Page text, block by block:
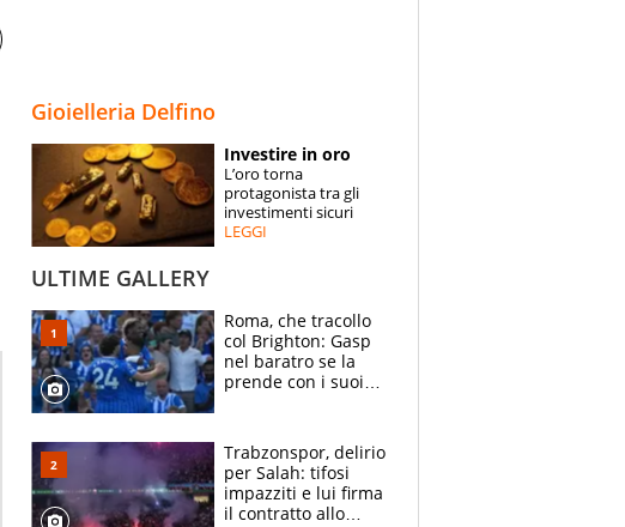
ESPERTI
CONTATTI
Gioielleria Delfino
Investire in oro
L’oro torna
protagonista tra gli
investimenti sicuri
LEGGI
ULTIME GALLERY
Roma, che tracollo
col Brighton: Gasp
nel baratro se la
prende con i suoi
Trabzonspor, delirio
per Salah: tifosi
impazziti e lui firma
il contratto allo